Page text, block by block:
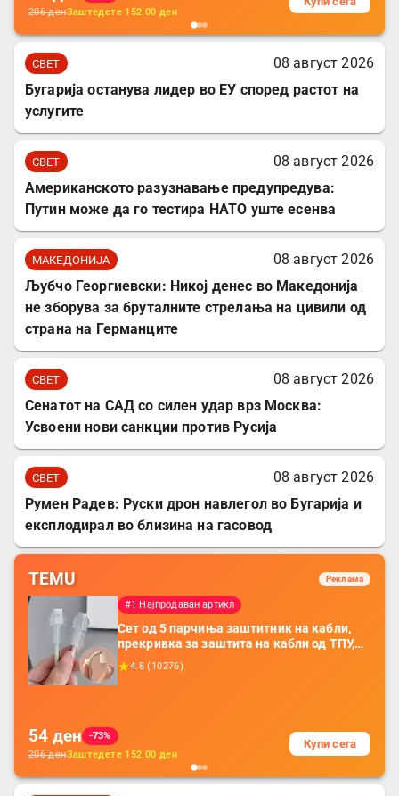
206денЗаштедете 152.00 ден
СВЕТ
08 август 2026
Бугарија останува лидер во ЕУ според растот на
услугите
СВЕТ
08 август 2026
Американското разузнавање предупредува:
Путин може да го тестира НАТО уште есенва
МАКЕДОНИЈА
08 август 2026
Љубчо Георгиевски: Никој денес во Македонија
не зборува за бруталните стрелања на цивили од
страна на Германците
СВЕТ
08 август 2026
Сенатот на САД со силен удар врз Москва:
Усвоени нови санкции против Русија
СВЕТ
08 август 2026
Румен Радев: Руски дрон навлегол во Бугарија и
експлодирал во близина на гасовод
TEMU Реклама
#1 Најпродаван артикл
Сет од 5 парчиња заштитник на кабли,
прекривка за заштита на кабли од ТПУ,
додатоци за заштита на кабли, без
батерија, за мобилни телефони, комплет
4.8 ( 10276)
54 ден
-73%
206денЗаштедете 152.00 ден
Купи сега